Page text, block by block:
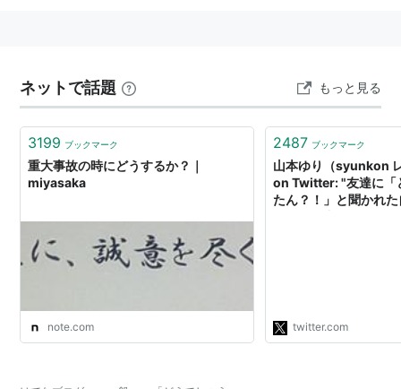
作品解説は、各所を参照のこと。
ネットで話題 もっと見る
3199 ブックマーク
重大事故の時にどうするか？｜
miyasaka
note.com
2487 ブックマーク
山本ゆり（syunkon
on Twitter: "友達に「
たん？！」と聞かれ
twitter.com